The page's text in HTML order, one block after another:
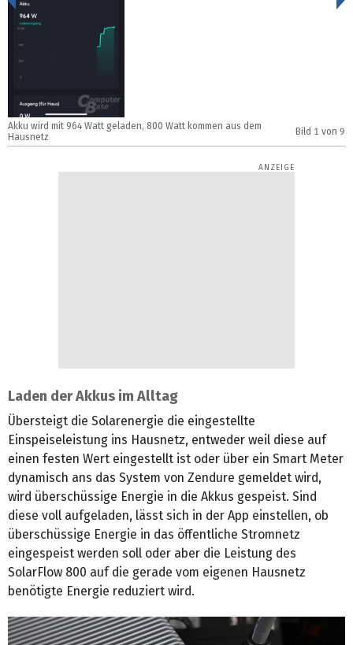
Akku wird mit 964 Watt geladen, 800 Watt kommen aus dem
Hausnetz
Bild 1 von 9
Laden der Akkus im Alltag
Übersteigt die Solarenergie die eingestellte
Einspeiseleistung ins Hausnetz, entweder weil diese auf
einen festen Wert eingestellt ist oder über ein Smart Meter
dynamisch ans das System von Zendure gemeldet wird,
wird überschüssige Energie in die Akkus gespeist. Sind
diese voll aufgeladen, lässt sich in der App einstellen, ob
überschüssige Energie in das öffentliche Stromnetz
eingespeist werden soll oder aber die Leistung des
SolarFlow 800 auf die gerade vom eigenen Hausnetz
benötigte Energie reduziert wird.